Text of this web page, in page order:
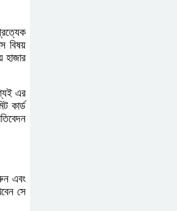
বিষয়
হাজার
এর
কার্ড
এবং
সে